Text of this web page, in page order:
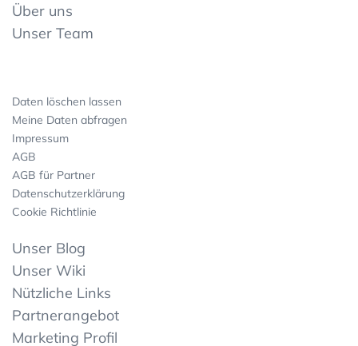
Über uns
Unser Team
Daten löschen lassen
Meine Daten abfragen
Impressum
AGB
AGB für Partner
Datenschutzerklärung
Cookie Richtlinie
Unser Blog
Unser Wiki
Nützliche Links
Partnerangebot
Marketing Profil